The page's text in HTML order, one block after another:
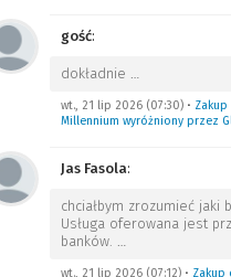
gość:
dokładnie …
wt., 21 lip 2026 (07:30)• Zakup
Millennium wyróżniony przez
Jas Fasola:
chciałbym zrozumieć jaki
Usługa oferowana jest
banków. …
wt., 21 lip 2026 (07:12)• Zakup